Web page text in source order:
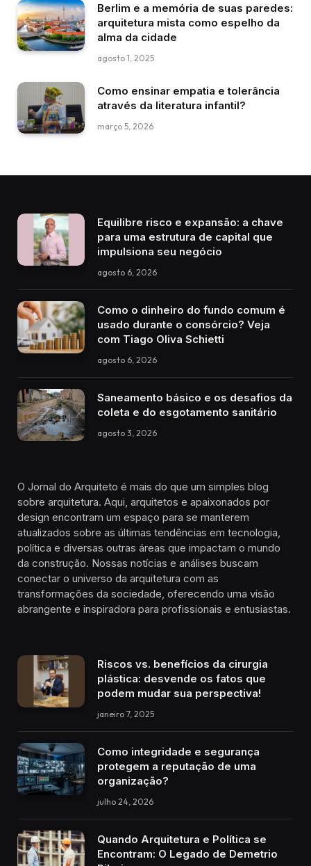
Berlim e a memória de suas paredes:
arquitetura mista como espelho da
alma da cidade
agosto 1, 2025
Como ensinar empatia e tolerância
através da literatura infantil?
março 5, 2026
Equilibre risco e expansão: a chave
para uma estrutura de capital que
impulsiona seu negócio
agosto 6, 2026
Como o dinheiro do fundo comum é
usado durante o consórcio? Veja
com Tiago Oliva Schietti
agosto 6, 2026
Saneamento básico e os desafios da
coleta e do esgotamento sanitário
agosto 3, 2026
O Jornal do Arquiteto é mais do que um simples blog
sobre arquitetura. Aqui, arquitetos e apaixonados por
design encontram um espaço para se manterem
atualizados sobre as últimas tendências em tecnologia,
política e diversas outras áreas que impactam o mundo
da construção. Nossas notícias e análises buscam
conectar o universo da arquitetura com as
transformações da sociedade, oferecendo uma visão
abrangente e inspiradora para profissionais e entusiastas.
Riscos vs. benefícios da cirurgia
plástica: desvende os fatos que
podem mudar sua perspectiva!
janeiro 7, 2025
Como integridade e segurança
protegem a reputação de uma
organização?
julho 24, 2026
Quando Arquitetura e Política se
Encontram: O Legado de Demetrio